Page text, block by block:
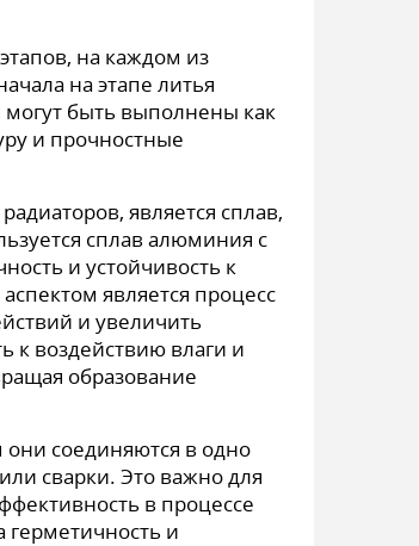
на каждом из
на этапе литья
быть выполнены как
и прочностные
является сплав,
сплав алюминия с
и устойчивость к
является процесс
и увеличить
к воздействию влаги и
образование
они соединяются в одно
сварки. Это важно для
в процессе
герметичность и